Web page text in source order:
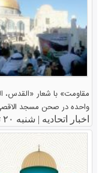
مقاومت» با شعار «القدس،
واحده در صحن مسجد
اخبار اتحادیه | شنبه ۲۰ تیر ۱۳۹۴